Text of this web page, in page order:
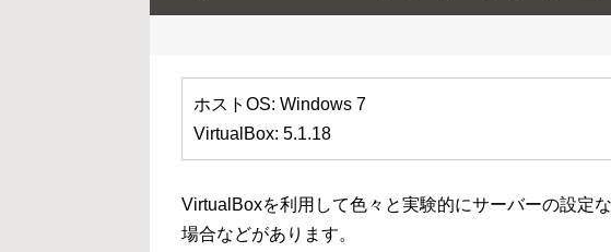
ホストOS: Windows 7
VirtualBox: 5.1.18
VirtualBoxを利用して色々と実験的にサーバーの設定
場合などがあります。